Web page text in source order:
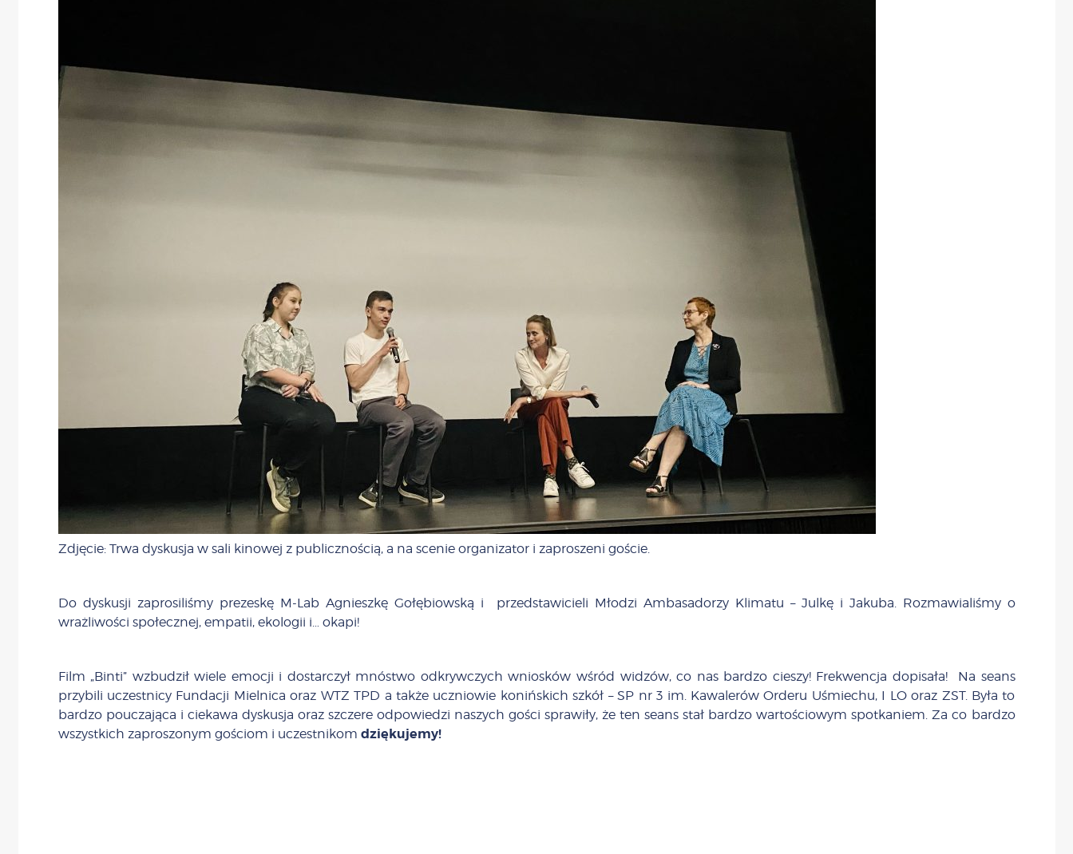
Zdjęcie: Trwa dyskusja w sali kinowej z publicznością, a na scenie organizator i zaproszeni goście.
Do dyskusji zaprosiliśmy prezeskę M-Lab Agnieszkę Gołębiowską i przedstawicieli Młodzi Ambasadorzy Klimatu – Julkę i Jakuba. Rozmawialiśmy o
wrażliwości społecznej, empatii, ekologii i… okapi!
Film „Binti” wzbudził wiele emocji i dostarczył mnóstwo odkrywczych wniosków wśród widzów, co nas bardzo cieszy! Frekwencja dopisała! Na seans
przybili uczestnicy Fundacji Mielnica oraz WTZ TPD a także uczniowie konińskich szkół – SP nr 3 im. Kawalerów Orderu Uśmiechu, I LO oraz ZST. Była to
bardzo pouczająca i ciekawa dyskusja oraz szczere odpowiedzi naszych gości sprawiły, że ten seans stał bardzo wartościowym spotkaniem. Za co bardzo
wszystkich zaproszonym gościom i uczestnikom dziękujemy!